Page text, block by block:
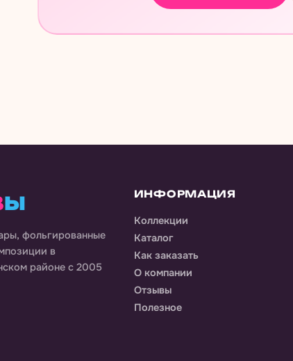
Ы
фольгированные
в
районе с 2005
ИНФОРМАЦИЯ
Коллекции
Каталог
Как заказать
О компании
Отзывы
Полезное